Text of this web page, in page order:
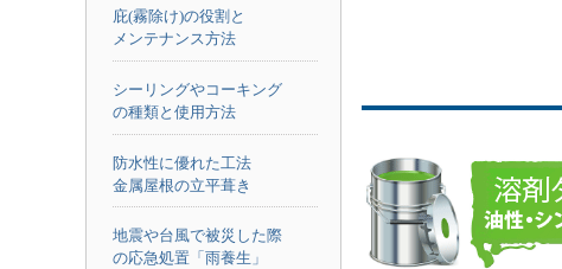
庇(霧除け)の役割と
メンテナンス方法
シーリングやコーキング
の種類と使用方法
防水性に優れた工法
金属屋根の立平葺き
地震や台風で被災した際
の応急処置「雨養生」